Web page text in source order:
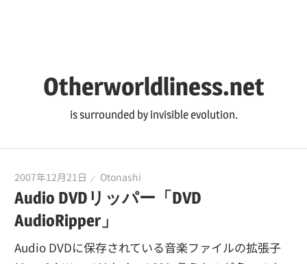
Otherworldliness.net
is surrounded by invisible evolution.
2007年12月21日 Otonashi
Audio DVDリッパー「DVD
AudioRipper」
Audio DVDに保存されている音楽ファイルの拡張子